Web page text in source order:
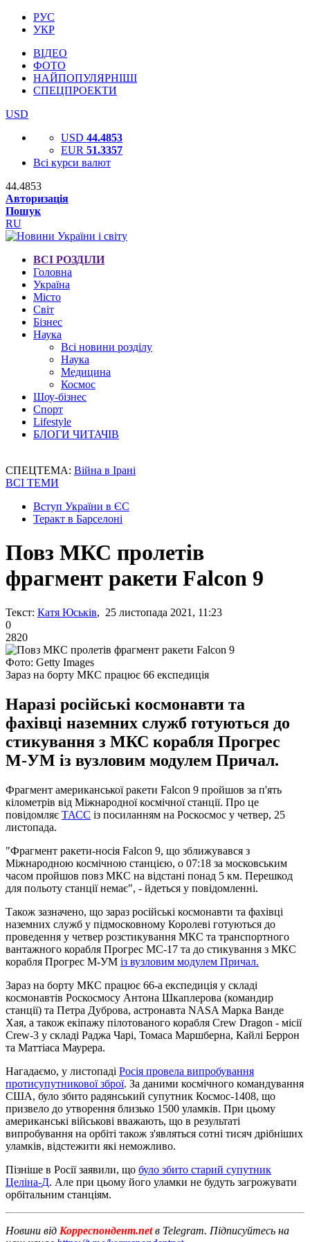
РУС
УКР
ВІДЕО
ФОТО
НАЙПОПУЛЯРНІШІ
СПЕЦПРОЕКТИ
USD
USD 44.4853
EUR 51.3357
Всі курси валют
44.4853
Авторизація
Пошук
RU
ВСІ РОЗДІЛИ
Головна
Україна
Місто
Світ
Бізнес
Наука
Всі новини розділу
Наука
Медицина
Космос
Шоу-бізнес
Спорт
Lifestyle
БЛОГИ ЧИТАЧІВ
СПЕЦТЕМА: Війна в Ірані
ВСІ ТЕМИ
Вступ України в ЄС
Теракт в Барселоні
Повз МКС пролетів
фрагмент ракети Falcon 9
Текст: Катя Юськів, 25 листопада 2021, 11:23
0
2820
Фото: Getty Images
Зараз на борту МКС працює 66 експедиція
Наразі російські космонавти та
фахівці наземних служб готуються до
стикування з МКС корабля Прогрес
М-УМ із вузловим модулем Причал.
Фрагмент американської ракети Falcon 9 пройшов за п'ять
кілометрів від Міжнародної космічної станції. Про це
повідомляє ТАСС із посиланням на Роскосмос у четвер, 25
листопада.
"Фрагмент ракети-носія Falcon 9, що зближувався з
Міжнародною космічною станцією, о 07:18 за московським
часом пройшов повз МКС на відстані понад 5 км. Перешкод
для польоту станції немає", - йдеться у повідомленні.
Також зазначено, що зараз російські космонавти та фахівці
наземних служб у підмосковному Королеві готуються до
проведення у четвер розстикування МКС та транспортного
вантажного корабля Прогрес МС-17 та до стикування з МКС
корабля Прогрес М-УМ із вузловим модулем Причал.
Зараз на борту МКС працює 66-а експедиція у складі
космонавтів Роскосмосу Антона Шкаплерова (командир
станції) та Петра Дуброва, астронавта NASA Марка Ванде
Хая, а також екіпажу пілотованого корабля Crew Dragon - місії
Crew-3 у складі Раджа Чарі, Томаса Маршберна, Кайлі Беррон
та Маттіаса Маурера.
Нагадаємо, у листопаді Росія провела випробування
протисупутникової зброї. За даними космічного командування
США, було збито радянський супутник Космос-1408, що
призвело до утворення близько 1500 уламків. При цьому
американські військові вважають, що в результаті
випробування на орбіті також з'являться сотні тисяч дрібніших
уламків, відстежити які неможливо.
Пізніше в Росії заявили, що було збито старий супутник
Целіна-Д. Але при цьому його уламки не будуть загрожувати
орбітальним станціям.
Новини від Корреспондент.netв Telegram. Підписуйтесь на